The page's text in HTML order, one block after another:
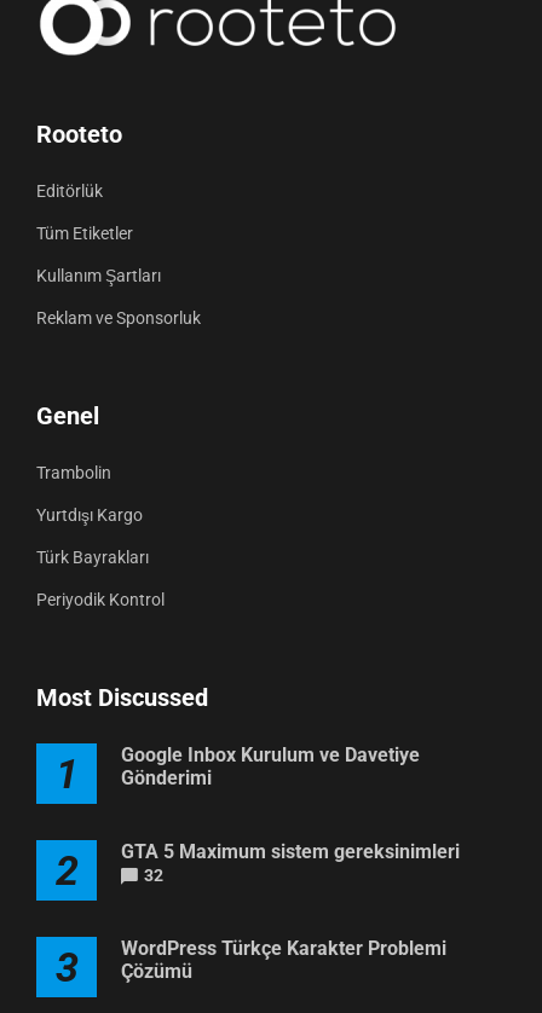
Rooteto
Editörlük
Tüm Etiketler
Kullanım Şartları
Reklam ve Sponsorluk
Genel
Trambolin
Yurtdışı Kargo
Türk Bayrakları
Periyodik Kontrol
Most Discussed
1
Google Inbox Kurulum ve Davetiye
Gönderimi
2 GTA 5 Maximum sistem gereksinimleri
32
3
WordPress Türkçe Karakter Problemi
Çözümü